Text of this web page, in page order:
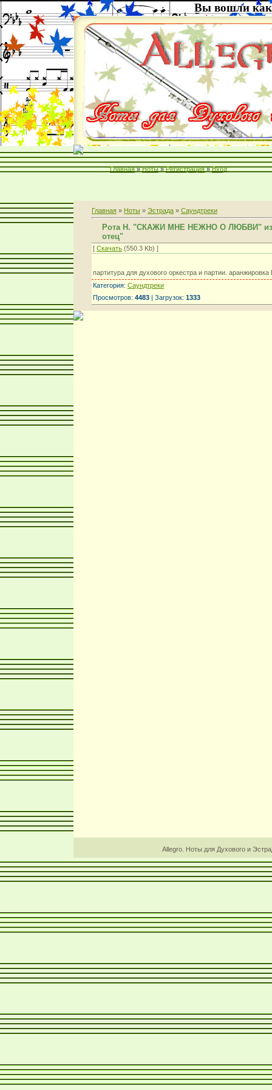
Вы вошли как
Главная » Ноты » Регистрация » Вход
Главная » Ноты » Эстрада » Саундтреки
Рота Н. "СКАЖИ МНЕ НЕЖНО О ЛЮБВИ" из
отец"
[ Скачать (550.3 Kb) ]
партитура для духового оркестра и партии.
Категория: Саундтреки
Просмотров: 4483 | Загрузок: 1333
Allegro. Ноты для Духового и